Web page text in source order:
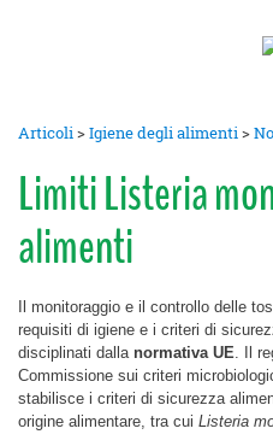
Articoli>Igiene degli alimenti>
Limiti Listeria
alimenti
Il monitoraggio e il controllo delle
requisiti di igiene e i criteri di
disciplinati dalla normativa UE. Il
Commissione sui criteri
stabilisce i criteri di sicurezza
origine alimentare, tra cui Listeria